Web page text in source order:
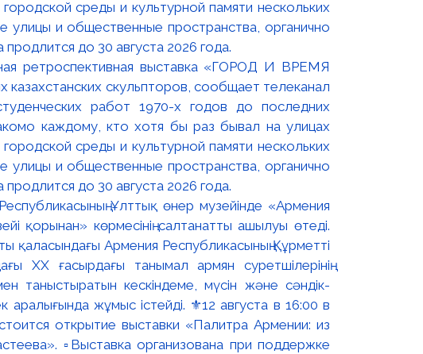
ретроспективная выставка «ГОРОД И ВРЕМЯ
скульпторов, сообщает телеканал
работ 1970-х годов до последних
каждому, кто хотя бы раз бывал на улицах
среды и культурной памяти нескольких
улицы и общественные пространства, органично
до 30 августа 2026 года.